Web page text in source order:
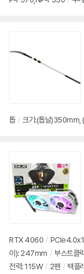
톱 / 크기:(톱날)350mm,
RTX 4060 /
이): 247mm / 부스트클
전력: 115W / 2팬 / 백플